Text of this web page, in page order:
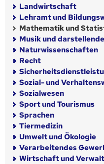
Landwirtschaft
Lehramt und
Mathematik und
Musik und
Naturwissenschaften
Recht
Sozial- und
Sozialwesen
Sport und Tourismus
Sprachen
Tiermedizin
Umwelt und Ökologie
Verarbeitendes
Wirtschaft und